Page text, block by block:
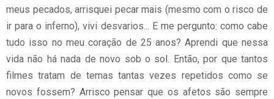
meus pecados, arrisquei pecar mais (mesmo com o risco de
ir para o inferno), vivi desvarios... E me pergunto: como cabe
tudo isso no meu coração de 25 anos? Aprendi que nessa
vida não há nada de novo sob o sol. Então, por que tantos
filmes tratam de temas tantas vezes repetidos como se
novos fossem? Arrisco pensar que os afetos são sempre